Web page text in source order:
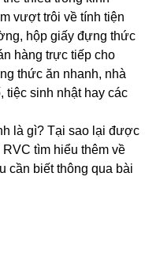
vượt trôi về tính tiện
hộp giấy đựng thức
hàng trực tiếp cho
thức ăn nhanh, nhà
tiệc sinh nhật hay các
là gì? Tại sao lại được
tìm hiểu thêm về
cần biết thông qua bài